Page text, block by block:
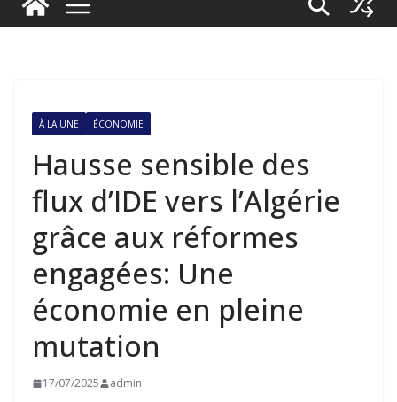
À LA UNE ÉCONOMIE
Hausse sensible des
flux d’IDE vers l’Algérie
grâce aux réformes
engagées: Une
économie en pleine
mutation
17/07/2025 admin